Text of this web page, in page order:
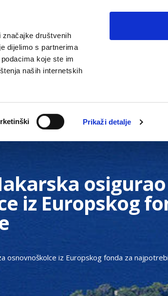
značajke društvenih
dijelimo s partnerima
koje ste im
naših internetskih
Prikaži detalje
osigurao
iz Europskog
osnovnoškolce iz Europskog fonda za